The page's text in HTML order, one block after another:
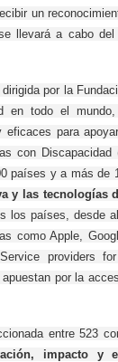
un
se llevará a cabo
por la
en todo el mundo,
para
con
países y a más de
y las tecnologías
los países, desde
como Apple,
providers
por la
entre 523
impacto y